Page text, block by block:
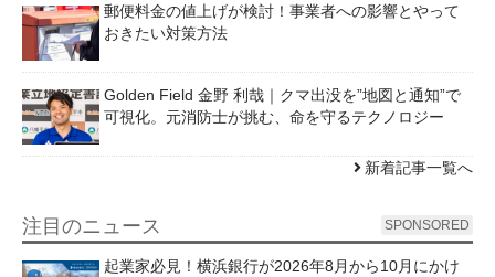
郵便料金の値上げが検討！事業者への影響とやって
おきたい対策方法
Golden Field 金野 利哉｜クマ出没を”地図と通知”で
可視化。元消防士が挑む、命を守るテクノロジー
新着記事一覧へ
注目のニュース SPONSORED
起業家必見！横浜銀行が2026年8月から10月にかけ